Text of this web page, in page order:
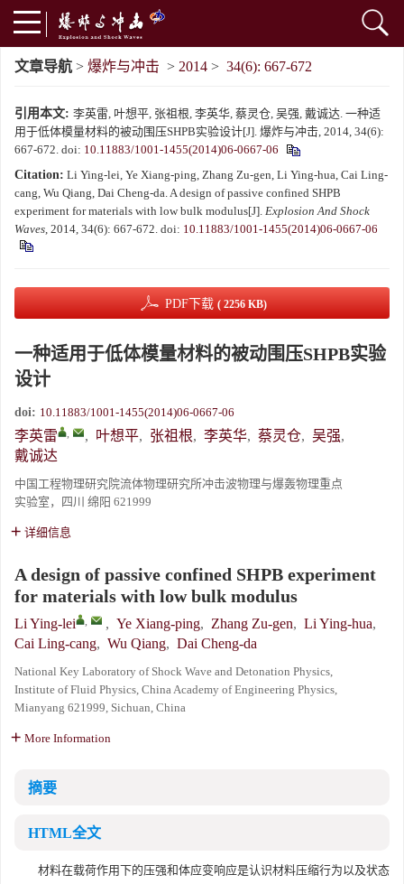
文章导航 > 爆炸与冲击 > 2014 > 34(6): 667-672
引用本文: 李英雷, 叶想平, 张祖根, 李英华, 蔡灵仓, 吴强, 戴诚达. 一种适
用于低体模量材料的被动围压SHPB实验设计[J]. 爆炸与冲击, 2014, 34(6):
667-672. doi: 10.11883/1001-1455(2014)06-0667-06
Citation: Li Ying-lei, Ye Xiang-ping, Zhang Zu-gen, Li Ying-hua, Cai Ling-
cang, Wu Qiang, Dai Cheng-da. A design of passive confined SHPB
experiment for materials with low bulk modulus[J]. Explosion And Shock
Waves, 2014, 34(6): 667-672. doi: 10.11883/1001-1455(2014)06-0667-06
PDF下载 ( 2256 KB)
一种适用于低体模量材料的被动围压SHPB实验
设计
doi: 10.11883/1001-1455(2014)06-0667-06
李英雷 , , 叶想平, 张祖根, 李英华, 蔡灵仓, 吴强,
戴诚达
中国工程物理研究院流体物理研究所冲击波物理与爆轰物理重点
实验室，四川 绵阳 621999
详细信息
A design of passive confined SHPB experiment
for materials with low bulk modulus
Li Ying-lei , , Ye Xiang-ping, Zhang Zu-gen, Li Ying-hua,
Cai Ling-cang, Wu Qiang, Dai Cheng-da
National Key Laboratory of Shock Wave and Detonation Physics,
Institute of Fluid Physics, China Academy of Engineering Physics,
Mianyang 621999, Sichuan, China
More Information
摘要
HTML全文
材料在载荷作用下的压强和体应变响应是认识材料压缩行为以及状态